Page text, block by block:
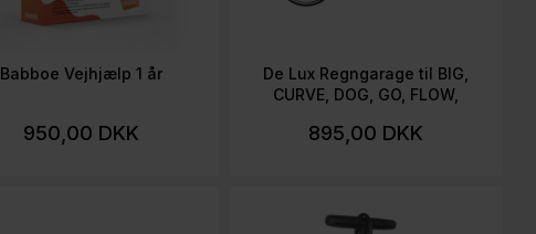
Babboe Vejhjælp 1 år
950,00 DKK
De Lux Regngarage til BIG,
CURVE, DOG, GO, FLOW,
895,00 DKK